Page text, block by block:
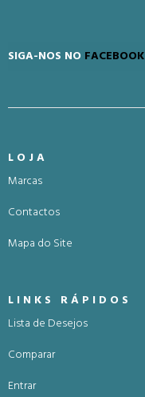
SIGA-NOS NO FACEBOOK
LOJA
Marcas
Contactos
Mapa do Site
LINKS RÁPIDOS
Lista de Desejos
Comparar
Entrar